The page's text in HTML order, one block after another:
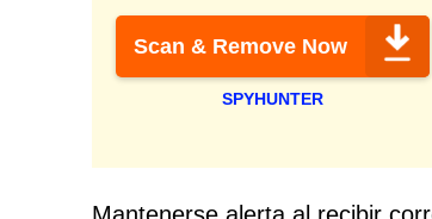
Scan & Remove Now
SPYHUNTER